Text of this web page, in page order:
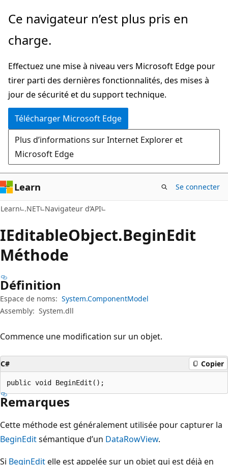
Passer
directement
au
principal
Passer
la
dans
la
page
Ce navigateur n’est plus pris en
charge.
Effectuez une mise à niveau vers Microsoft Edge pour
tirer parti des dernières fonctionnalités, des mises à
jour de sécurité et du support technique.
Télécharger Microsoft Edge
Plus d’informations sur Internet Explorer et
Microsoft Edge
Learn Se connecter
Learn .NET Navigateur d’API
IEditableObject.BeginEdit
Méthode
Définition
Espace de noms: System.ComponentModel
Assembly: System.dll
Commence une modification sur un objet.
C# Copier
public void BeginEdit();
Remarques
Cette méthode est généralement utilisée pour capturer la
BeginEditsémantique d’un DataRowView.
Si BeginEditelle est appelée sur un objet qui est déjà en